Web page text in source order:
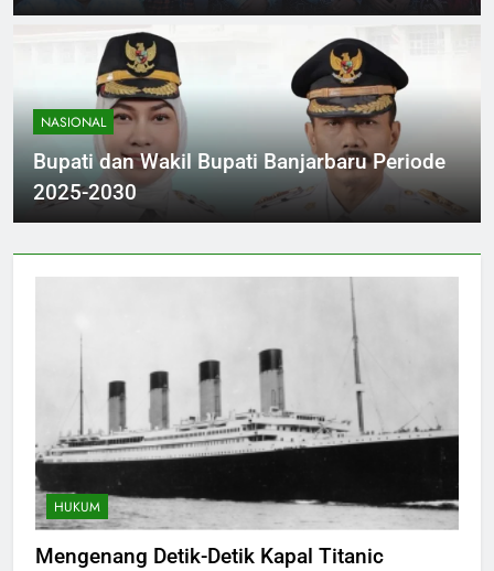
Masyarakat Menabung Perkuat Ekonomi
NASIONAL
Bupati dan Wakil Bupati Banjarbaru Periode
2025-2030
HUKUM
Mengenang Detik-Detik Kapal Titanic